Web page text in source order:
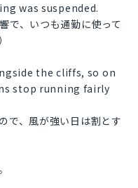
was suspended.
で、いつも通勤に使って
the cliffs, so on
stop running fairly
で、風が強い日は割とす